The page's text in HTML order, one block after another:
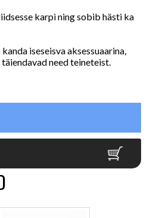
karpi ning sobib hästi ka
iseseisva aksessuaarina,
need teineteist.